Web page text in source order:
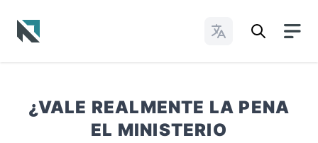
Cambiar idioma
¿VALE REALMENTE LA PENA
EL MINISTERIO